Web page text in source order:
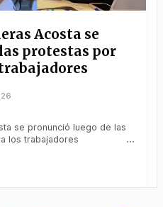
Acosta se
protestas por
se pronunció luego de las
los trabajadores